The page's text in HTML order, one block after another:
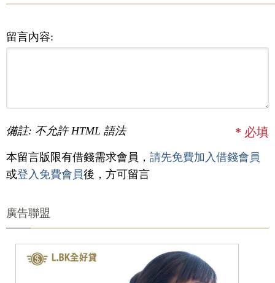
留言內容:
備註: 不允許 HTML 語法 * 必填
本留言版限有借錢需求會員， 請先免費加入借錢會員
或登入免費會員後，方可留言
廣告聯盟